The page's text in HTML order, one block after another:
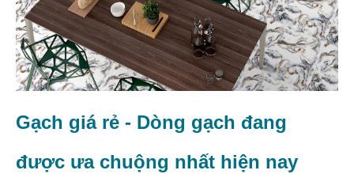
Gạch giá rẻ - Dòng gạch đang
được ưa chuộng nhất hiện nay